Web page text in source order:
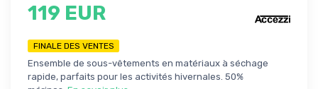
119 EUR
FINALE DES VENTES
Ensemble de sous-vêtements en matériaux à séchage
rapide, parfaits pour les activités hivernales. 50%